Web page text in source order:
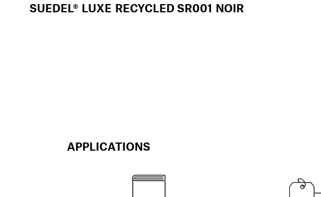
SUEDEL® LUXE RECYCLED SR001 NOIR
APPLICATIONS